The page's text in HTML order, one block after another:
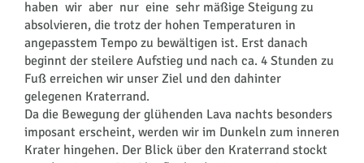
haben wir aber nur eine sehr mäßige Steigung zu
absolvieren, die trotz der hohen Temperaturen in
angepasstem Tempo zu bewältigen ist. Erst danach
beginnt der steilere Aufstieg und nach ca. 4 Stunden zu
Fuß erreichen wir unser Ziel und den dahinter
gelegenen Kraterrand.
Da die Bewegung der glühenden Lava nachts besonders
imposant erscheint, werden wir im Dunkeln zum inneren
Krater hingehen. Der Blick über den Kraterrand stockt